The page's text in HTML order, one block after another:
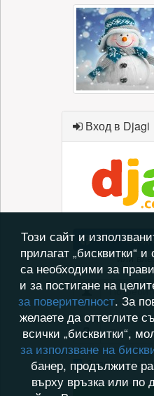
Вход в Djagi
Вход
или
Запомни ме
Този сайт и
прилагат „бисквитки“
са необходими за
и за постигане на
за поверителност. За
желаете да оттеглите
всички „бисквитки“,
за използване на
банер, продължите
върху връзка или по